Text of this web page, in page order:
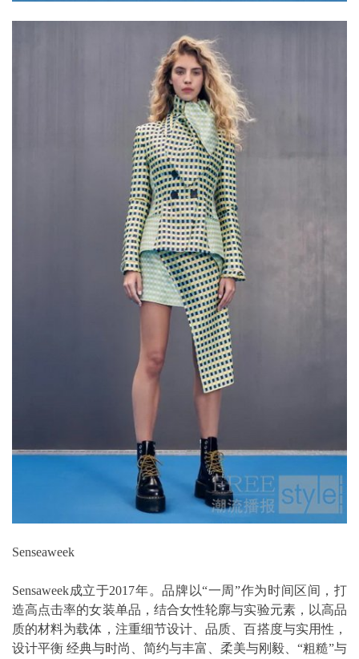
Senseaweek
Sensaweek成立于2017年。品牌以“一周”作为时间区间，打
造高点击率的女装单品，结合女性轮廓与实验元素，以高品
质的材料为载体，注重细节设计、品质、百搭度与实用性，
设计平衡 经典与时尚、简约与丰富、柔美与刚毅、“粗糙”与